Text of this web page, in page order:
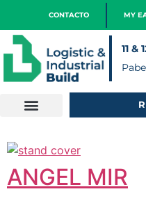
CONTACTO MY
11 &
ANGEL MIR